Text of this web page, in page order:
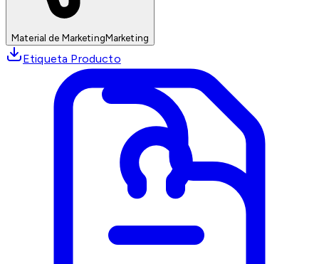
Material de MarketingMarketing
Etiqueta Producto